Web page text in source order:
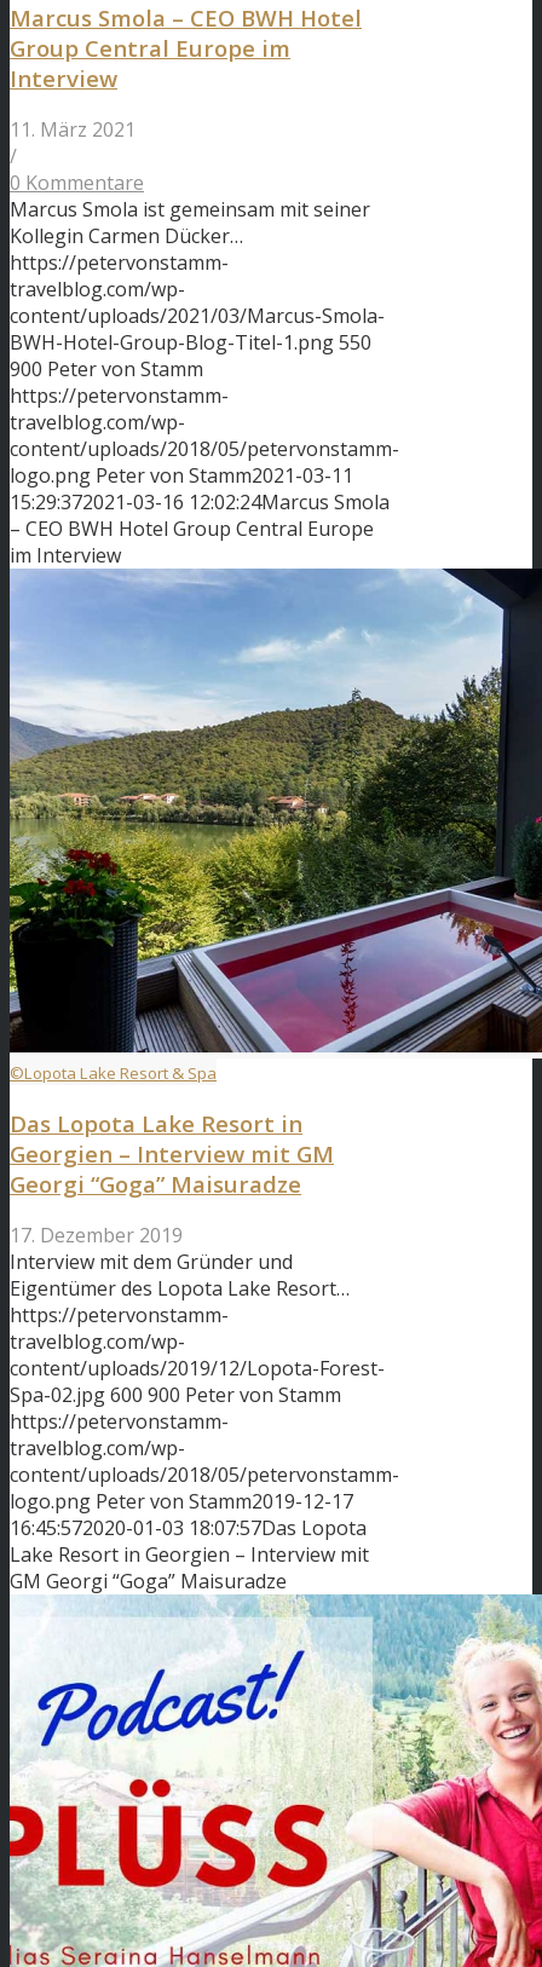
Marcus Smola – CEO BWH Hotel
Group Central Europe im
Interview
11. März 2021
/
0 Kommentare
Marcus Smola ist gemeinsam mit seiner
Kollegin Carmen Dücker…
https://petervonstamm-
travelblog.com/wp-
content/uploads/2021/03/Marcus-Smola-
BWH-Hotel-Group-Blog-Titel-1.png550
900 Peter von Stamm
https://petervonstamm-
travelblog.com/wp-
content/uploads/2018/05/petervonstamm-
logo.png Peter von Stamm2021-03-11
15:29:372021-03-16 12:02:24Marcus Smola
– CEO BWH Hotel Group Central Europe
im Interview
©Lopota Lake Resort & Spa
Das Lopota Lake Resort in
Georgien – Interview mit GM
Georgi “Goga” Maisuradze
17. Dezember 2019
Interview mit dem Gründer und
Eigentümer des Lopota Lake Resort…
https://petervonstamm-
travelblog.com/wp-
content/uploads/2019/12/Lopota-Forest-
Spa-02.jpg600 900 Peter von Stamm
https://petervonstamm-
travelblog.com/wp-
content/uploads/2018/05/petervonstamm-
logo.png Peter von Stamm2019-12-17
16:45:572020-01-03 18:07:57Das Lopota
Lake Resort in Georgien – Interview mit
GM Georgi “Goga” Maisuradze